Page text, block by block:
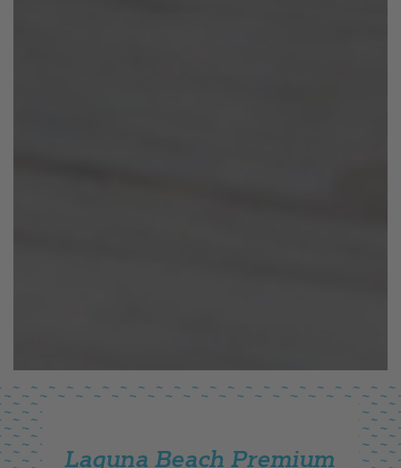
Laguna Beach Premium